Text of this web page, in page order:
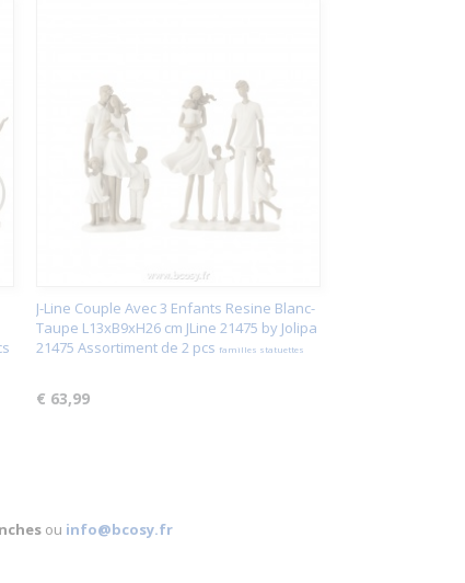
J-Line Couple Avec 3 Enfants Resine Blanc-
Taupe L13xB9xH26 cm JLine 21475 by Jolipa
21475 Assortiment de 2 pcs familles statuettes
€ 63,99
ou info@bcosy.fr